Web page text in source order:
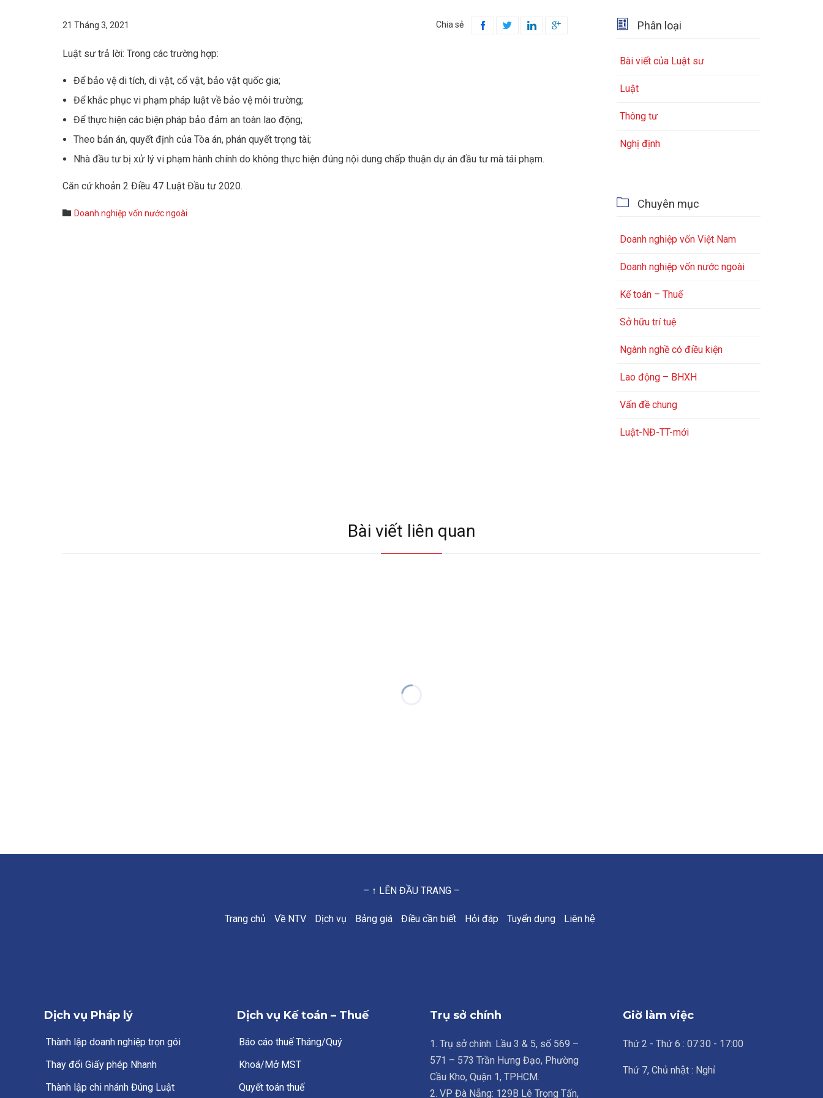
21 Tháng 3, 2021 Chia sẻ    
Luật sư trả lời: Trong các trường hợp:
Để bảo vệ di tích, di vật, cổ vật, bảo vật quốc gia;
Để khắc phục vi phạm pháp luật về bảo vệ môi trường;
Để thực hiện các biện pháp bảo đảm an toàn lao động;
Theo bản án, quyết định của Tòa án, phán quyết trọng tài;
Nhà đầu tư bị xử lý vi phạm hành chính do không thực hiện đúng nội dung chấp thuận dự án đầu tư mà tái phạm.
Căn cứ khoản 2 Điều 47 Luật Đầu tư 2020.
 Category
Doanh nghiệp vốn nước ngoài
 Phân loại
Bài viết của Luật sư
Luật
Thông tư
Nghị định
 Chuyên mục
Doanh nghiệp vốn Việt Nam
Doanh nghiệp vốn nước ngoài
Kế toán – Thuế
Sở hữu trí tuệ
Ngành nghề có điều kiện
Lao động – BHXH
Vấn đề chung
Luật-NĐ-TT-mới
Bài viết liên quan
– ↑ LÊN ĐẦU TRANG –
Trang chủ Về NTV Dịch vụ Bảng giá Điều cần biết Hỏi đáp Tuyển dụng Liên hệ
Dịch vụ Pháp lý
Thành lập doanh nghiệp trọn gói
Thay đổi Giấy phép Nhanh
Thành lập chi nhánh Đúng Luật
Dịch vụ Kế toán – Thuế
Báo cáo thuế Tháng/Quý
Khoá/Mở MST
Quyết toán thuế
Trụ sở chính
1. Trụ sở chính: Lầu 3 & 5, số 569 –
571 – 573 Trần Hưng Đạo, Phường
Cầu Kho, Quận 1, TPHCM.
2. VP Đà Nẵng: 129B Lê Trọng Tấn,
Giờ làm việc
Thứ 2 - Thứ 6 : 07:30 - 17:00
Thứ 7, Chủ nhật : Nghỉ